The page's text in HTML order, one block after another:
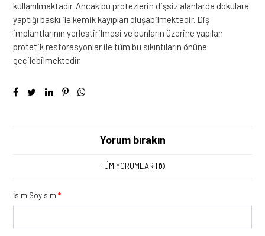
kullanılmaktadır. Ancak bu protezlerin dişsiz alanlarda dokulara
yaptığı baskı ile kemik kayıpları oluşabilmektedir. Diş
implantlarının yerleştirilmesi ve bunların üzerine yapılan
protetik restorasyonlar ile tüm bu sıkıntıların önüne
geçilebilmektedir.
Yorum bırakın
TÜM YORUMLAR (0)
İsim Soyisim*